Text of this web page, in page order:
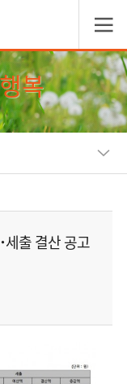
복
세출 결산 공고